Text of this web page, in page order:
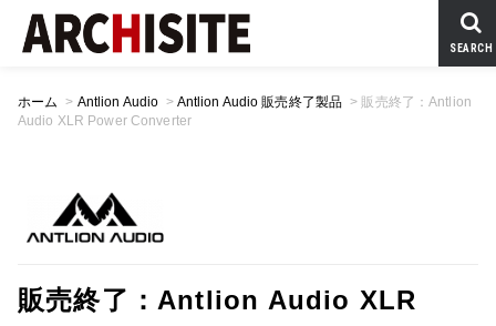
SEARCH
ホーム > Antlion Audio > Antlion Audio 販売終了製品 > 販売終了：Antlion
Audio XLR Power Converter
販売終了：Antlion Audio XLR